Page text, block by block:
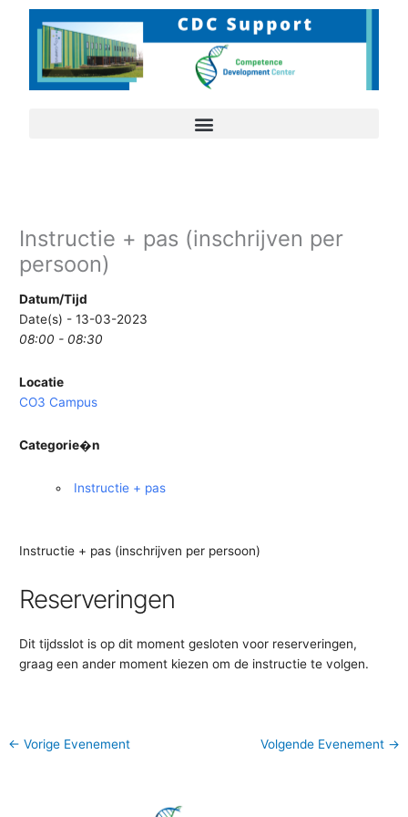
Instructie + pas (inschrijven per
persoon)
Datum/Tijd
Date(s) - 13-03-2023
08:00 - 08:30
Locatie
CO3 Campus
Categorie�n
Instructie + pas
Instructie + pas (inschrijven per persoon)
Reserveringen
Dit tijdsslot is op dit moment gesloten voor reserveringen,
graag een ander moment kiezen om de instructie te volgen.
← Vorige Evenement Volgende Evenement →